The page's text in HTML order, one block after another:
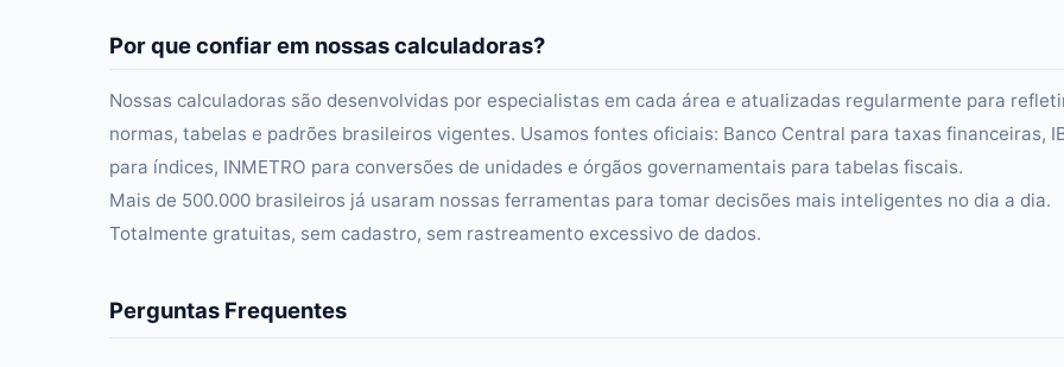
Por que confiar em nossas calculadoras?
Nossas calculadoras são desenvolvidas por especialistas em cada área e atualizadas regularmente para
normas, tabelas e padrões brasileiros vigentes. Usamos fontes oficiais: Banco Central para taxas financeiras,
para índices, INMETRO para conversões de unidades e órgãos governamentais para tabelas fiscais.
Mais de 500.000 brasileiros já usaram nossas ferramentas para tomar decisões mais inteligentes no dia a dia.
Totalmente gratuitas, sem cadastro, sem rastreamento excessivo de dados.
Perguntas Frequentes